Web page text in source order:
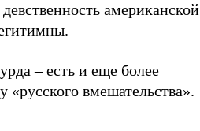
американской
– есть и еще более
вмешательства».